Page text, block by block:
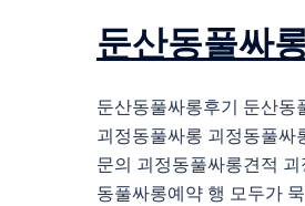
둔산동풀싸
둔산동풀싸롱후기 둔산동
괴정동풀싸롱 괴정동풀싸
문의 괴정동풀싸롱견적
동풀싸롱예약 행 모두가